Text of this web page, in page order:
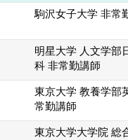
駒沢女子大学 非常
明星大学 人文学部
科 非常勤講師
東京大学 教養学部
常勤講師
東京大学大学院 総